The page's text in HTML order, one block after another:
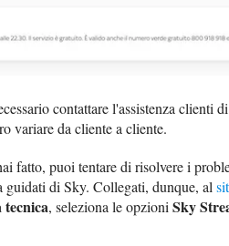
contattare l'assistenza clienti
variare da cliente a cliente.
fatto, puoi tentare di risolvere i
guidati di Sky. Collegati, dunque, al
tecnica, seleziona le opzioni Sky